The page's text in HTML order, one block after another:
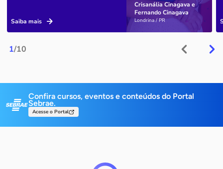
1/10
Crisanália Cinagava e
Fernando Cinagava
Londrina / PR
Saiba mais
Confira cursos, eventos e conteúdos do Portal
Sebrae.
Acesse o Portal